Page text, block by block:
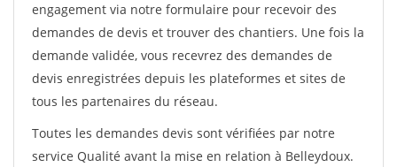
engagement via notre formulaire pour recevoir des
demandes de devis et trouver des chantiers. Une fois la
demande validée, vous recevrez des demandes de
devis enregistrées depuis les plateformes et sites de
tous les partenaires du réseau.
Toutes les demandes devis sont vérifiées par notre
service Qualité avant la mise en relation à Belleydoux.